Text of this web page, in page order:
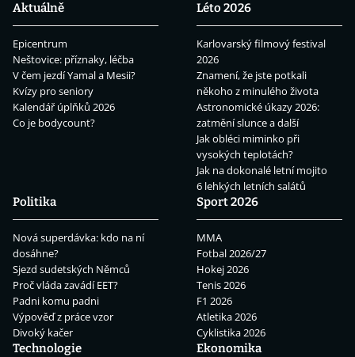
Aktuálně
Epicentrum
Neštovice: příznaky, léčba
V čem jezdí Yamal a Mesii?
Kvízy pro seniory
Kalendář úplňků 2026
Co je bodycount?
Léto 2026
Karlovarský filmový festival
2026
Znamení, že jste potkali
někoho z minulého života
Astronomické úkazy 2026:
zatmění slunce a další
Jak obléci miminko při
vysokých teplotách?
Jak na dokonalé letní mojito
6 lehkých letních salátů
Politika
Nová superdávka: kdo na ní
dosáhne?
Sjezd sudetských Němců
Proč vláda zavádí EET?
Padni komu padni
Výpověď z práce vzor
Divoký kačer
Sport 2026
MMA
Fotbal 2026/27
Hokej 2026
Tenis 2026
F1 2026
Atletika 2026
Cyklistika 2026
Technologie
Ekonomika